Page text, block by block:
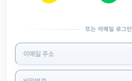
또는 이메일 로그인
로그인 정보 입력